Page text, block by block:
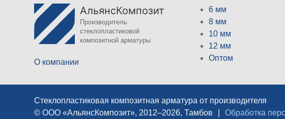
АльянсКомпозит
Производитель
стеклопластиковой
композитной арматуры
О компании
6 мм
8 мм
10 мм
12 мм
Оптом
Стеклопластиковая композитная арматура от производителя
© ООО «АльянсКомпозит», 2012–2026, Тамбов
Обработка